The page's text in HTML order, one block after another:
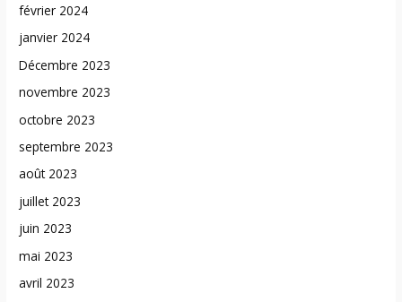
février 2024
janvier 2024
Décembre 2023
novembre 2023
octobre 2023
septembre 2023
août 2023
juillet 2023
juin 2023
mai 2023
avril 2023